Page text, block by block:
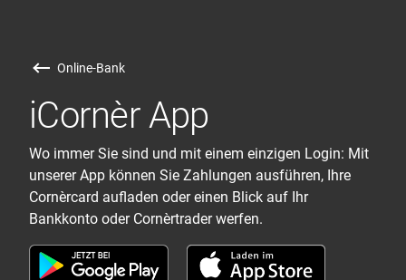
Online-Bank
iCornèr App
Wo immer Sie sind und mit einem einzigen Login: Mit
unserer App können Sie Zahlungen ausführen, Ihre
Cornèrcard aufladen oder einen Blick auf Ihr
Bankkonto oder Cornèrtrader werfen.